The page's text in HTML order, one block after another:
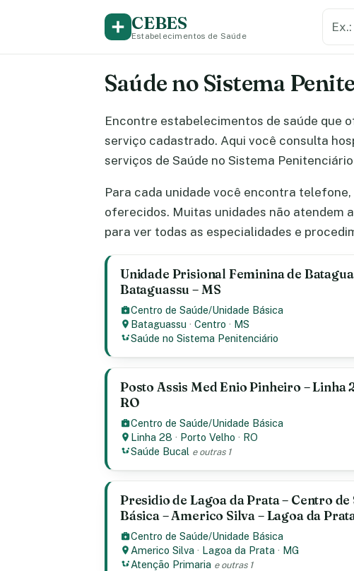
CEBES
Estabelecimentos de Saúde
Saúde no Sistema
Encontre estabelecimentos de saúde que
serviço cadastrado. Aqui você consulta
serviços de Saúde no Sistema
Para cada unidade você encontra
oferecidos. Muitas unidades não atendem
para ver todas as especialidades e
Unidade Prisional Feminina de
Bataguassu – MS
Centro de Saúde/Unidade Básica
Bataguassu ·Centro · MS
Saúde no Sistema Penitenciário
Posto Assis Med Enio Pinheiro – Linha
RO
Centro de Saúde/Unidade Básica
Linha 28 · Porto Velho · RO
Saúde Bucal e outras 1
Presidio de Lagoa da Prata – Centro de
Básica – Americo Silva – Lagoa da
Centro de Saúde/Unidade Básica
Americo Silva · Lagoa da Prata · MG
Atenção Primaria e outras 1